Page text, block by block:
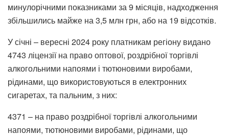
минулорічними показниками за 9 місяців, надходження
збільшились майже на 3,5 млн грн, або на 19 відсотків.
У січні – вересні 2024 року платникам регіону видано
4743 ліцензії на право оптової, роздрібної торгівлі
алкогольними напоями і тютюновими виробами,
рідинами, що використовуються в електронних
сигаретах, та пальним, з них:
4371 – на право роздрібної торгівлі алкогольними
напоями, тютюновими виробами, рідинами, що